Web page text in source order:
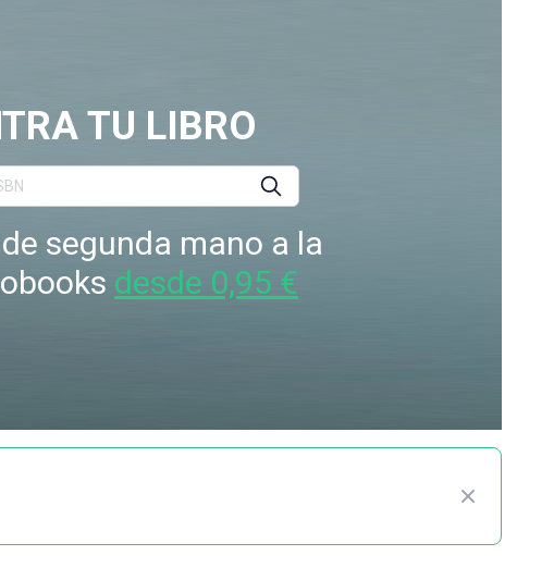
TU LIBRO
segunda mano a la
desde 0,95 €